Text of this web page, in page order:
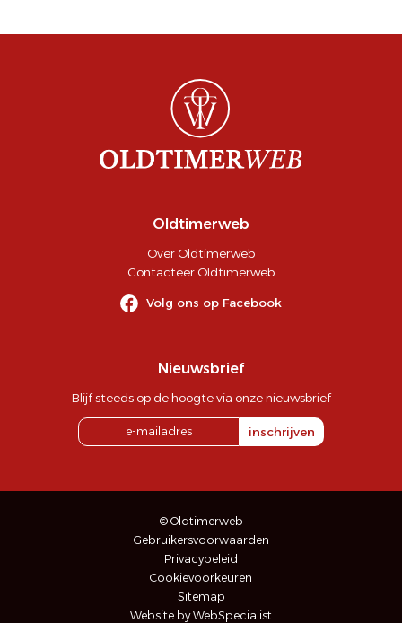
Oldtimerweb
Over Oldtimerweb
Contacteer Oldtimerweb
Volg ons op Facebook
Nieuwsbrief
Blijf steeds op de hoogte via onze nieuwsbrief
inschrijven
© Oldtimerweb
Gebruikersvoorwaarden
Privacybeleid
Cookievoorkeuren
Sitemap
Website by WebSpecialist